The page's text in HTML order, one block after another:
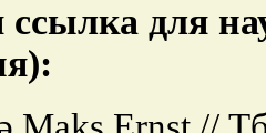
ссылка для